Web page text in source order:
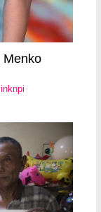
Menko